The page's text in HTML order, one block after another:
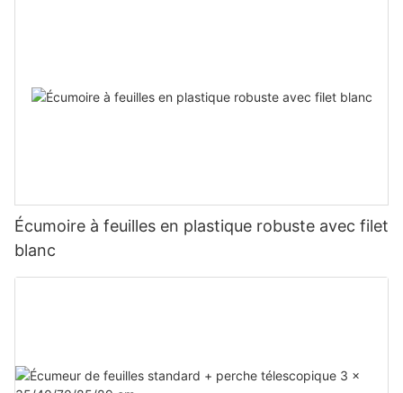
Écumoire à feuilles en plastique robuste avec filet
blanc